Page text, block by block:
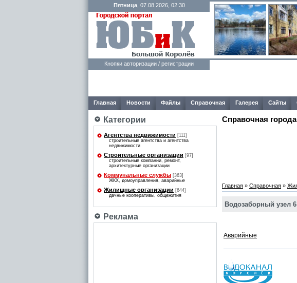
Пятница, 07.08.2026, 02:30
Кнопки авторизации / регистрации
Главная Новости Файлы Справочная Галерея Сайты
Категории
Агентства недвижимости [111]
строительные агентства и агентства
недвижимости
Строительные организации [97]
строительные компании, ремонт,
архитектурные организации
Коммунальные службы [363]
ЖКХ, домоуправления, аварийные
Жилищные организации [644]
дачные кооперативы, общежития
Реклама
Справочная
Главная » Справочная »
Водозаборный узел
Аварийные